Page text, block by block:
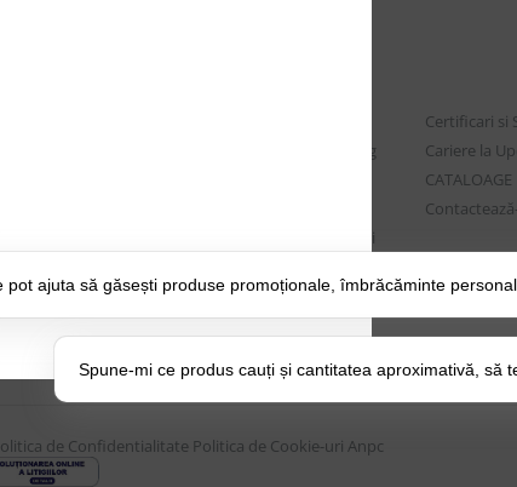
Echipa Update Advertising
Suport dedicat si Intrebari
BLOG – Promo Tips&Tricks
Setări Politica Cookie
Certificari si
Cariere la
CATALOAGE
de Confidentialitate Politica de Cookie-uri Anpc
pot ajuta să găsești produse promoționale, îmbrăcăminte
Spune-mi ce produs cauți și cantitatea aproximativă, să